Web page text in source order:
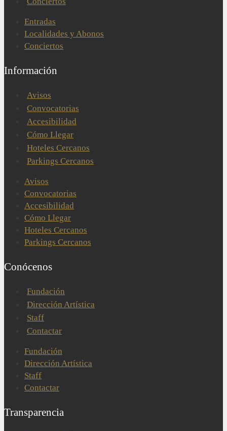
Entradas
Localidades y Abonos
Conciertos
Información
Avisos
Convocatorias
Accesibilidad
Cómo Llegar
Hoteles Cercanos
Parkings Cercanos
Avisos
Convocatorias
Accesibilidad
Cómo Llegar
Hoteles Cercanos
Parkings Cercanos
Conócenos
Fundación
Dirección Artística
Staff
Contactar
Fundación
Dirección Artística
Staff
Contactar
Transparencia